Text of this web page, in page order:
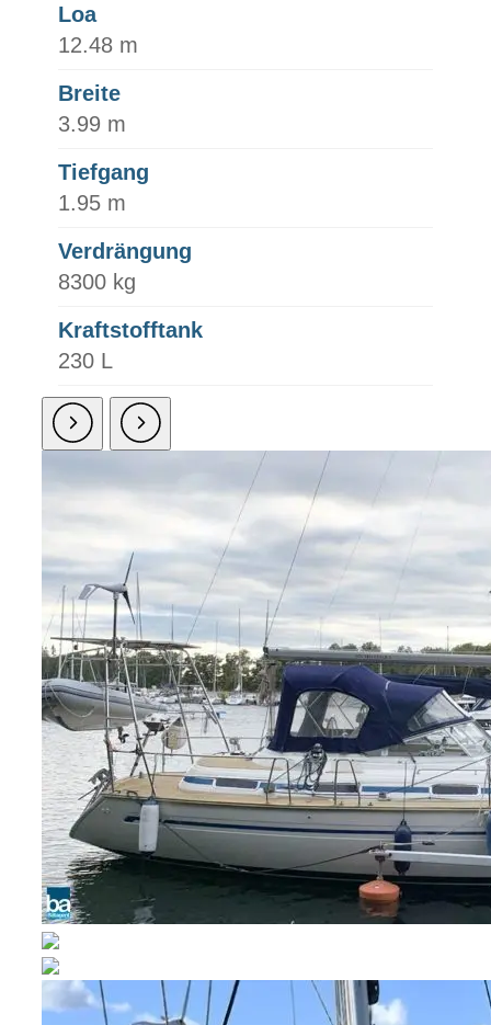
Loa
12.48 m
Breite
3.99 m
Tiefgang
1.95 m
Verdrängung
8300 kg
Kraftstofftank
230 L